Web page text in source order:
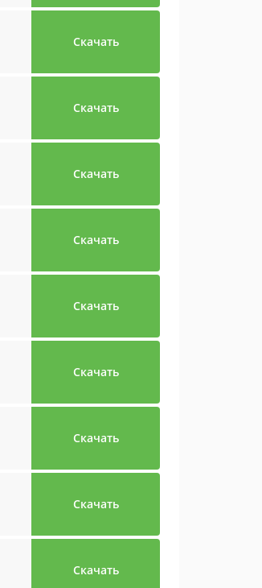
Скачать
Скачать
Скачать
Скачать
Скачать
Скачать
Скачать
Скачать
Скачать